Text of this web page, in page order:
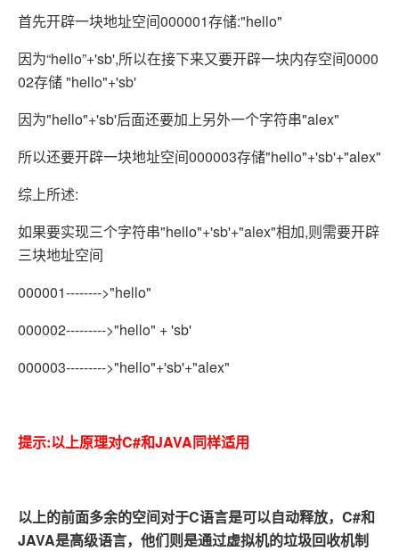
首先开辟一块地址空间000001存储:"hello"
因为“hello”+'sb',所以在接下来又要开辟一块内存空间0000
02存储 "hello"+'sb'
因为"hello"+'sb'后面还要加上另外一个字符串"alex"
所以还要开辟一块地址空间000003存储"hello"+'sb'+"alex"
综上所述:
如果要实现三个字符串"hello"+'sb'+"alex"相加,则需要开辟
三块地址空间
000001-------->"hello"
000002--------->"hello" + 'sb'
000003--------->"hello"+'sb'+"alex"
提示:以上原理对C#和JAVA同样适用
以上的前面多余的空间对于C语言是可以自动释放，C#和
JAVA是高级语言，他们则是通过虚拟机的垃圾回收机制